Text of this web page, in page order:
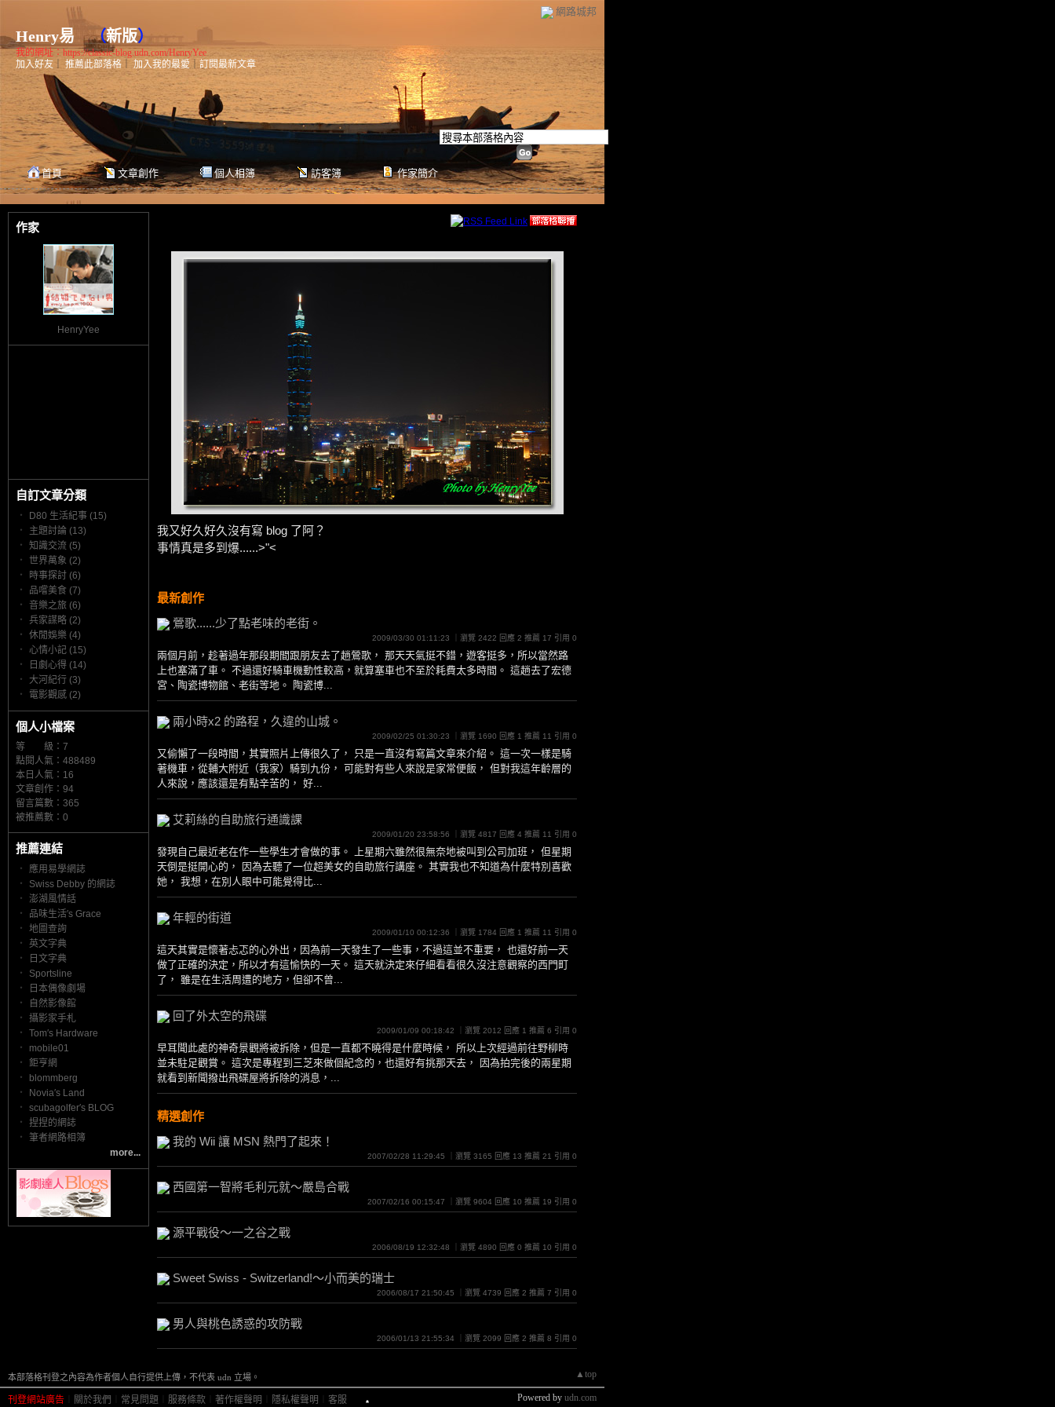
網路城邦
Henry易 （新版）
首頁 文章創作 個人相簿 訪客簿 作家簡介
加入好友 ｜推薦此部落格 加入我的最愛 訂閱最新文章
我的網址：https://classic-blog.udn.com/HenryYee
作家
HenryYee
自訂文章分類
‧
D80 生活紀事 (15)
‧
主題討論 (13)
‧
知識交流 (5)
‧
世界萬象 (2)
‧
時事探討 (6)
‧
品嚐美食 (7)
‧
音樂之旅 (6)
‧
兵家謀略 (2)
‧
休閒娛樂 (4)
‧
心情小記 (15)
‧
日劇心得 (14)
‧
大河紀行 (3)
‧
電影觀感 (2)
個人小檔案
等 級：7
點閱人氣：488489
本日人氣：16
文章創作：94
留言篇數：365
被推薦數： 0
推薦連結
‧
應用易學網誌
‧
Swiss Debby 的網誌
‧
澎湖風情話
‧
品味生活′s Grace
‧
地圖查詢
‧
英文字典
‧
日文字典
‧
Sportsline
‧
日本偶像劇場
‧
自然影像館
‧
攝影家手札
‧
Tom′s Hardware
‧
mobile01
‧
鉅亨網
‧
blommberg
‧
Novia′s Land
‧
scubagolfer′s BLOG
‧
捏捏的網誌
‧
筆者網路相簿
more...
我又好久好久沒有寫 blog 了阿？
事情真是多到爆......>"<
最新創作
鶯歌......少了點老味的老街。
2009/03/30 01:11:23 ｜瀏覽 2422 回應 2 推薦 17 引用 0
兩個月前，趁著過年那段期間跟朋友去了趟鶯歌， 那天天氣挺不錯，遊客挺多，所以當然路
上也塞滿了車。 不過還好騎車機動性較高，就算塞車也不至於耗費太多時間。 這趟去了宏德
宮、陶瓷博物館、老街等地。 陶瓷博...
兩小時x2 的路程，久違的山城。
2009/02/25 01:30:23 ｜瀏覽 1690 回應 1 推薦 11 引用 0
又偷懶了一段時間，其實照片上傳很久了， 只是一直沒有寫篇文章來介紹。 這一次一樣是騎
著機車，從輔大附近（我家）騎到九份， 可能對有些人來說是家常便飯， 但對我這年齡層的
人來說，應該還是有點辛苦的， 好...
艾莉絲的自助旅行通識課
2009/01/20 23:58:56 ｜瀏覽 4817 回應 4 推薦 11 引用 0
發現自己最近老在作一些學生才會做的事。 上星期六雖然很無奈地被叫到公司加班， 但星期
天倒是挺開心的， 因為去聽了一位超美女的自助旅行講座。 其實我也不知道為什麼特別喜歡
她， 我想，在別人眼中可能覺得比...
年輕的街道
2009/01/10 00:12:36 ｜瀏覽 1784 回應 1 推薦 11 引用 0
這天其實是懷著忐忑的心外出，因為前一天發生了一些事，不過這並不重要， 也還好前一天
做了正確的決定，所以才有這愉快的一天。 這天就決定來仔細看看很久沒注意觀察的西門町
了， 雖是在生活周遭的地方，但卻不曾...
回了外太空的飛碟
2009/01/09 00:18:42 ｜瀏覽 2012 回應 1 推薦 6 引用 0
早耳聞此處的神奇景觀將被拆除，但是一直都不曉得是什麼時候， 所以上次經過前往野柳時
並未駐足觀賞。 這次是專程到三芝來做個紀念的，也還好有挑那天去， 因為拍完後的兩星期
就看到新聞撥出飛碟屋將拆除的消息，...
精選創作
我的 Wii 讓 MSN 熱門了起來！
2007/02/28 11:29:45 ｜瀏覽 3165 回應 13 推薦 21 引用 0
西國第一智將毛利元就～嚴島合戰
2007/02/16 00:15:47 ｜瀏覽 9604 回應 10 推薦 19 引用 0
源平戰役～一之谷之戰
2006/08/19 12:32:48 ｜瀏覽 4890 回應 0 推薦 10 引用 0
Sweet Swiss - Switzerland!～小而美的瑞士
2006/08/17 21:50:45 ｜瀏覽 4739 回應 2 推薦 7 引用 0
男人與桃色誘惑的攻防戰
2006/01/13 21:55:34 ｜瀏覽 2099 回應 2 推薦 8 引用 0
▲top
本部落格刊登之內容為作者個人自行提供上傳，不代表 udn 立場。
刊登網站廣告 關於我們 常見問題 服務條款 著作權聲明 隱私權聲明 客服 Powered by udn.com